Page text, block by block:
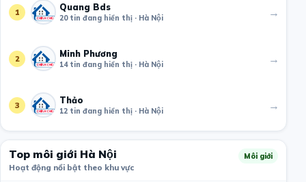
1 Quang Bds
20 tin đang hiển thị · Hà Nội →
2 Minh Phương
14 tin đang hiển thị · Hà Nội →
3 Thảo
12 tin đang hiển thị · Hà Nội →
Top môi giới Hà Nội
Hoạt động nổi bật theo khu vực
Môi giới